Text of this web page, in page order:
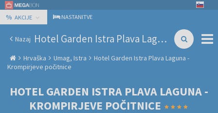
% AKCIJE NASTANITVE
Nazaj Hotel Garden Istra Plava Laguna - Krompirjeve počitnice
Hrvaška Umag, Istra
Hotel Garden Istra Plava Laguna -
Krompirjeve počitnice
HOTEL GARDEN ISTRA PLAVA LAGUNA -
KROMPIRJEVE POČITNICE